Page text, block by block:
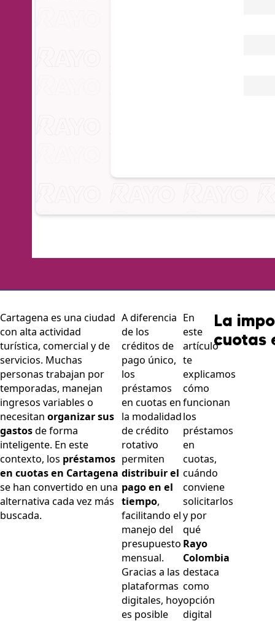
Cartagena es una ciudad
con alta actividad
turística, comercial y de
servicios. Muchas
personas trabajan por
temporadas, manejan
ingresos variables o
necesitan organizar sus
gastosde forma
inteligente. En este
contexto, los préstamos
en cuotas en Cartagena
se han convertido en una
alternativa cada vez más
buscada.
A diferencia
de los
créditos de
pago único,
los
préstamos
en cuotas en
la modalidad
de crédito
rotativo
permiten
distribuir el
pago en el
tiempo,
facilitando el
manejo del
presupuesto
mensual.
Gracias a las
plataformas
digitales, hoy
es posible
En
este
artículo
te
explicamos
cómo
funcionan
los
préstamos
en
cuotas,
cuándo
conviene
solicitarlos
y por
qué
Rayo
Colombia
destaca
como
opción
digital
La
cuotas